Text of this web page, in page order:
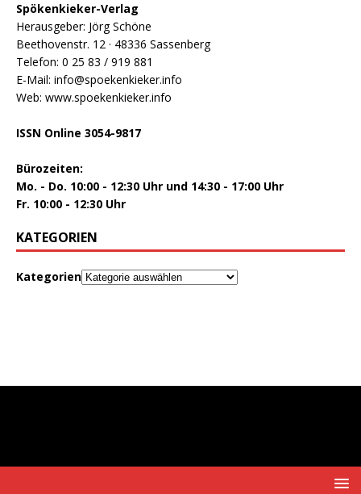
Spökenkieker-Verlag
Herausgeber: Jörg Schöne
Beethovenstr. 12 · 48336 Sassenberg
Telefon: 0 25 83 / 919 881
E-Mail: info@spoekenkieker.info
Web: www.spoekenkieker.info
ISSN Online 3054-9817
Bürozeiten:
Mo. - Do. 10:00 - 12:30 Uhr und 14:30 - 17:00 Uhr
Fr. 10:00 - 12:30 Uhr
KATEGORIEN
Kategorien